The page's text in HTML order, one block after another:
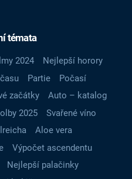
témata
2024
Nejlepší horory
Partie
Počasí
začátky
Auto – katalog
2025
Svařené víno
Aloe vera
Výpočet ascendentu
Nejlepší palačinky